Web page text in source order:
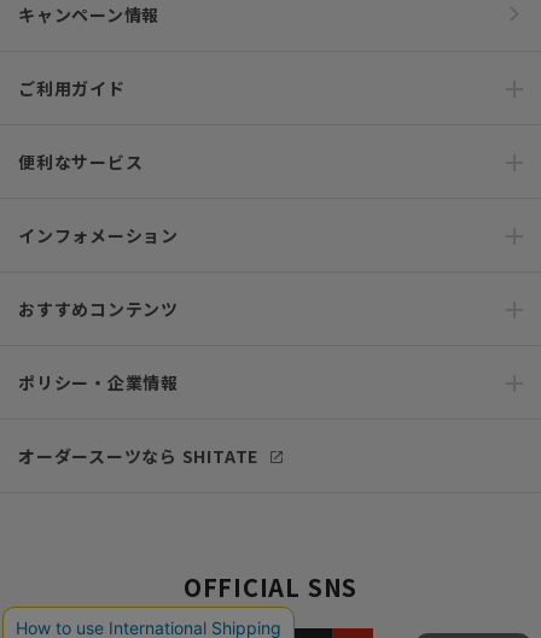
キャンペーン情報
ご利用ガイド
便利なサービス
インフォメーション
おすすめコンテンツ
ポリシー・企業情報
オーダースーツなら SHITATE
OFFICIAL SNS